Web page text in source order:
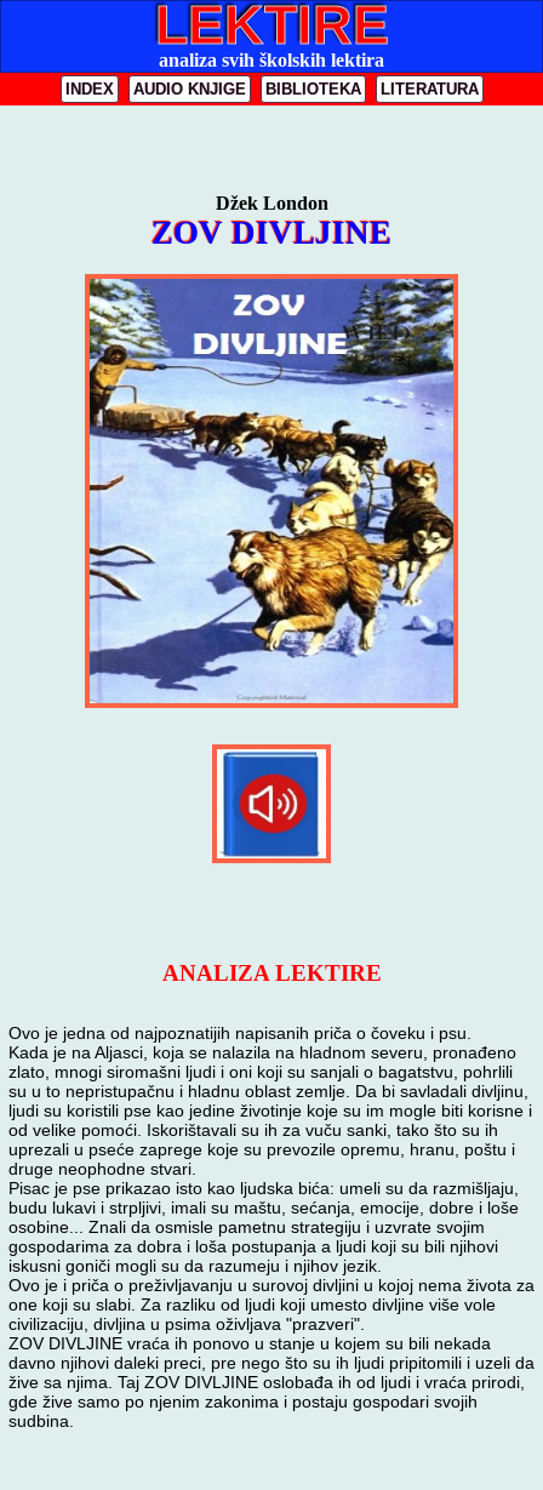
LEKTIRE
analiza svih školskih lektira
INDEX AUDIO KNJIGE BIBLIOTEKA LITERATURA
Džek London
ZOV DIVLJINE
ANALIZA LEKTIRE
Ovo je jedna od najpoznatijih napisanih priča o čoveku i psu.
Kada je na Aljasci, koja se nalazila na hladnom severu, pronađeno
zlato, mnogi siromašni ljudi i oni koji su sanjali o bagatstvu, pohrlili
su u to nepristupačnu i hladnu oblast zemlje. Da bi savladali divljinu,
ljudi su koristili pse kao jedine životinje koje su im mogle biti korisne i
od velike pomoći. Iskorištavali su ih za vuču sanki, tako što su ih
uprezali u pseće zaprege koje su prevozile opremu, hranu, poštu i
druge neophodne stvari.
Pisac je pse prikazao isto kao ljudska bića: umeli su da razmišljaju,
budu lukavi i strpljivi, imali su maštu, sećanja, emocije, dobre i loše
osobine... Znali da osmisle pametnu strategiju i uzvrate svojim
gospodarima za dobra i loša postupanja a ljudi koji su bili njihovi
iskusni goniči mogli su da razumeju i njihov jezik.
Ovo je i priča o preživljavanju u surovoj divljini u kojoj nema života za
one koji su slabi. Za razliku od ljudi koji umesto divljine više vole
civilizaciju, divljina u psima oživljava "prazveri".
ZOV DIVLJINE vraća ih ponovo u stanje u kojem su bili nekada
davno njihovi daleki preci, pre nego što su ih ljudi pripitomili i uzeli da
žive sa njima. Taj ZOV DIVLJINE oslobađa ih od ljudi i vraća prirodi,
gde žive samo po njenim zakonima i postaju gospodari svojih
sudbina.